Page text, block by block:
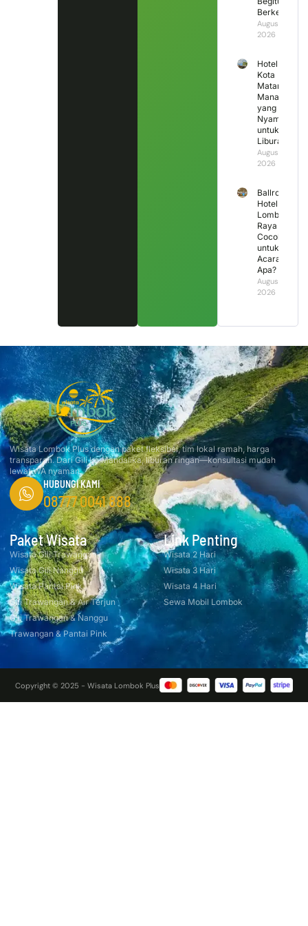
Berkesan?
August 5,
2026
Hotel di
Kota
Mataram
Mana
yang
Nyaman
untuk
Liburan?
August 4,
2026
Ballroom
Hotel
Lombok
Raya
Cocok
untuk
Acara
Apa?
August 3,
2026
Wisata Lombok Plus dengan paket fleksibel, tim lokal ramah, harga
transparan. Dari Gili ke Mandalika, liburan ringan—konsultasi mudah
lewat WA nyaman.
HUBUNGI KAMI
08777 0041 888
Paket Wisata
Wisata Gili Trawangan
Wisata Gili Nanggu
Wisata Pantai Pink
Gili Trawangan & Air Terjun
Gili Trawangan & Nanggu
Trawangan & Pantai Pink
Link Penting
Wisata 2 Hari
Wisata 3 Hari
Wisata 4 Hari
Sewa Mobil Lombok
Copyright © 2025 - Wisata Lombok Plus